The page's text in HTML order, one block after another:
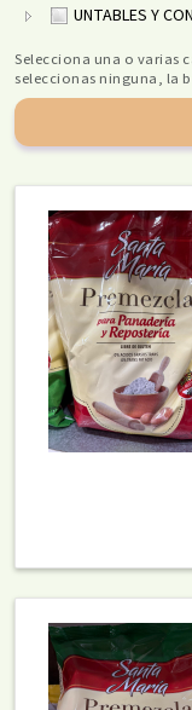
UNTABLES Y
Selecciona una o varias
seleccionas ninguna, la